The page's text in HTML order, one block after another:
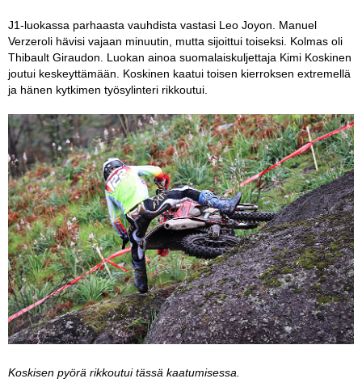
J1-luokassa parhaasta vauhdista vastasi Leo Joyon. Manuel
Verzeroli hävisi vajaan minuutin, mutta sijoittui toiseksi. Kolmas oli
Thibault Giraudon. Luokan ainoa suomalaiskuljettaja Kimi Koskinen
joutui keskeyttämään. Koskinen kaatui toisen kierroksen extremellä
ja hänen kytkimen työsylinteri rikkoutui.
Koskisen pyörä rikkoutui tässä kaatumisessa.